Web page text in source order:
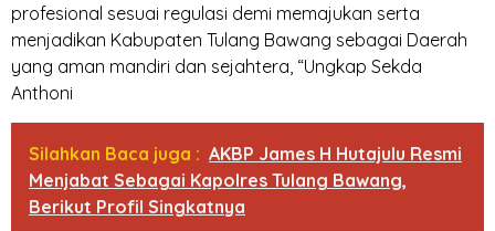
profesional sesuai regulasi demi memajukan serta
menjadikan Kabupaten Tulang Bawang sebagai Daerah
yang aman mandiri dan sejahtera, “Ungkap Sekda
Anthoni
Silahkan Baca juga : AKBP James H Hutajulu Resmi
Menjabat Sebagai Kapolres Tulang Bawang,
Berikut Profil Singkatnya